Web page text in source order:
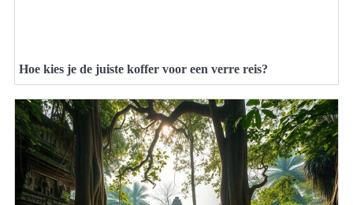
Hoe kies je de juiste koffer voor een verre reis?